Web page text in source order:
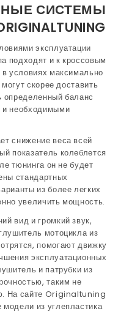
СИСТЕМЫ
эксплуатации
подходят и к кроссовым
условиях максимально
скорее доставить
определенный баланс
необходимыми
снижение веса всей
показатель колеблется
тюнинга он не будет
стандартных
из более легких
увеличить мощность.
вид и громкий звук,
мотоцикла из
помогают движку
эксплуатационных
и патрубки из
таким не
На сайте Originaltuning
из углепластика